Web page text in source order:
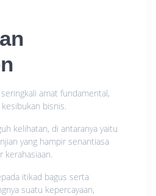
amat fundamental,
bisnis.
kelihatan, di antaranya yaitu
yang hampir senantiasa
kerahasiaan.
itikad bagus serta
suatu kepercayaan,